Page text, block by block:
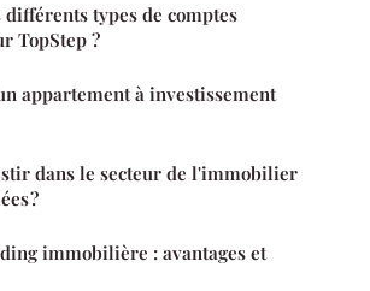
différents types de comptes
TopStep ?
appartement à investissement
dans le secteur de l'immobilier
?
immobilière : avantages et